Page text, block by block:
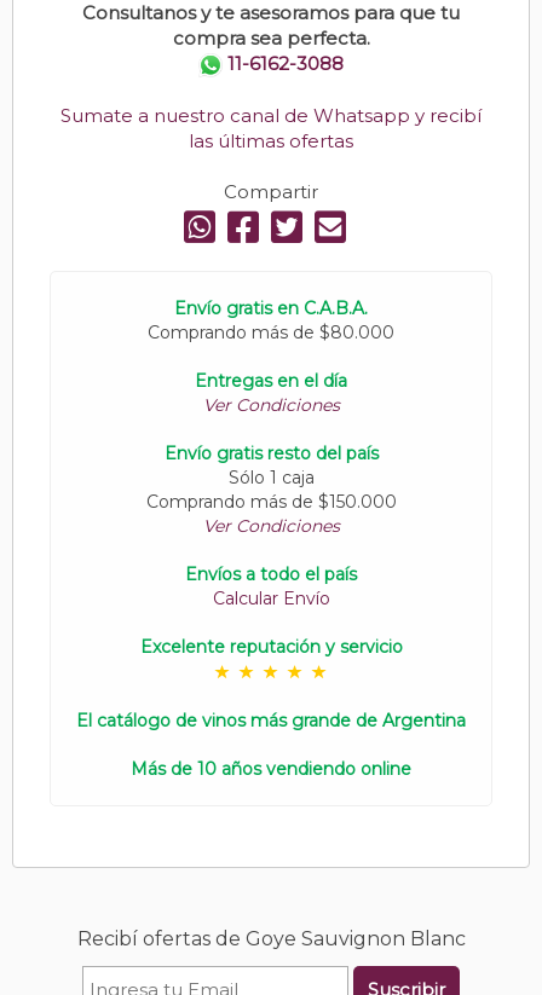
Consultanos y te asesoramos para que tu
compra sea perfecta.
11-6162-3088
Sumate a nuestro canal de Whatsapp y recibí
las últimas ofertas
Compartir
Envío gratis en C.A.B.A.
Comprando más de $80.000
Entregas en el día
Ver Condiciones
Envío gratis resto del país
Sólo 1 caja
Comprando más de $150.000
Ver Condiciones
Envíos a todo el país
Calcular Envío
Excelente reputación y servicio
El catálogo de vinos más grande de Argentina
Más de 10 años vendiendo online
Recibí ofertas de Goye Sauvignon Blanc
Suscribir